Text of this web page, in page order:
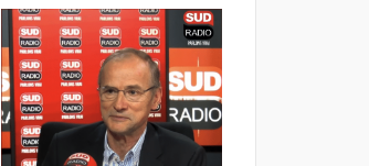
Euro numérique : la BCE
avance avec un frein à main !